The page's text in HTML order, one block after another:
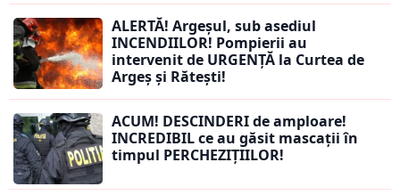
ALERTĂ! Argeșul, sub asediul
INCENDIILOR! Pompierii au
intervenit de URGENȚĂ la Curtea de
Argeș și Rătești!
ACUM! DESCINDERI de amploare!
INCREDIBIL ce au găsit mascații în
timpul PERCHEZIȚIILOR!